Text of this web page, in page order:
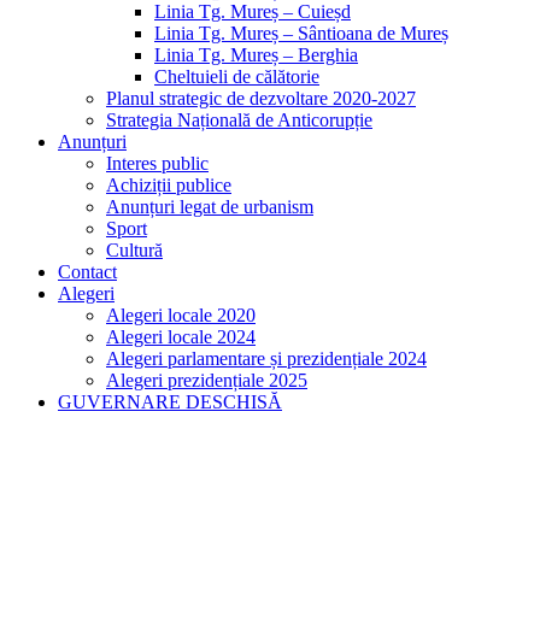
Linia Tg. Mureș – Cuieșd
Linia Tg. Mureș – Sântioana de Mureș
Linia Tg. Mureș – Berghia
Cheltuieli de călătorie
Planul strategic de dezvoltare 2020-2027
Strategia Națională de Anticorupție
Anunțuri
Interes public
Achiziții publice
Anunțuri legat de urbanism
Sport
Cultură
Contact
Alegeri
Alegeri locale 2020
Alegeri locale 2024
Alegeri parlamentare și prezidențiale 2024
Alegeri prezidențiale 2025
GUVERNARE DESCHISĂ